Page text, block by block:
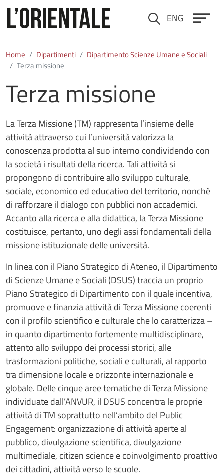
Cerca ENG
Home Dipartimenti
Dipartimento Scienze Umane e Sociali
Terza missione
Terza missione
La Terza Missione (TM) rappresenta l’insieme delle
attività attraverso cui l’università valorizza la
conoscenza prodotta al suo interno condividendo con
la società i risultati della ricerca. Tali attività si
propongono di contribuire allo sviluppo culturale,
sociale, economico ed educativo del territorio, nonché
di rafforzare il dialogo con pubblici non accademici.
Accanto alla ricerca e alla didattica, la Terza Missione
costituisce, pertanto, uno degli assi fondamentali della
missione istituzionale delle università.
In linea con il Piano Strategico di Ateneo, il Dipartimento
di Scienze Umane e Sociali (DSUS) traccia un proprio
Piano Strategico di Dipartimento con il quale incentiva,
promuove e finanzia attività di Terza Missione coerenti
con il profilo scientifico e culturale che lo caratterizza –
in quanto dipartimento fortemente multidisciplinare,
attento allo sviluppo dei processi storici, alle
trasformazioni politiche, sociali e culturali, al rapporto
tra dimensione locale e orizzonte internazionale e
globale. Delle cinque aree tematiche di Terza Missione
individuate dall’ANVUR, il DSUS concentra le proprie
attività di TM soprattutto nell’ambito del Public
Engagement: organizzazione di attività aperte al
pubblico, divulgazione scientifica, divulgazione
multimediale, citizen science e coinvolgimento proattivo
dei cittadini, attività verso le scuole.